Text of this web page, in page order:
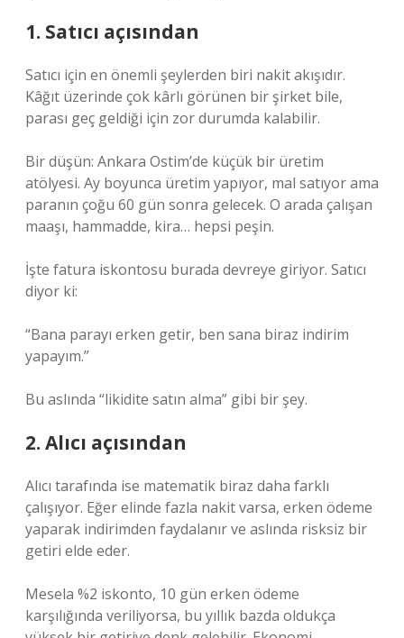
1. Satıcı açısından
Satıcı için en önemli şeylerden biri nakit akışıdır.
Kâğıt üzerinde çok kârlı görünen bir şirket bile,
parası geç geldiği için zor durumda kalabilir.
Bir düşün: Ankara Ostim’de küçük bir üretim
atölyesi. Ay boyunca üretim yapıyor, mal satıyor ama
paranın çoğu 60 gün sonra gelecek. O arada çalışan
maaşı, hammadde, kira… hepsi peşin.
İşte fatura iskontosu burada devreye giriyor. Satıcı
diyor ki:
“Bana parayı erken getir, ben sana biraz indirim
yapayım.”
Bu aslında “likidite satın alma” gibi bir şey.
2. Alıcı açısından
Alıcı tarafında ise matematik biraz daha farklı
çalışıyor. Eğer elinde fazla nakit varsa, erken ödeme
yaparak indirimden faydalanır ve aslında risksiz bir
getiri elde eder.
Mesela %2 iskonto, 10 gün erken ödeme
karşılığında veriliyorsa, bu yıllık bazda oldukça